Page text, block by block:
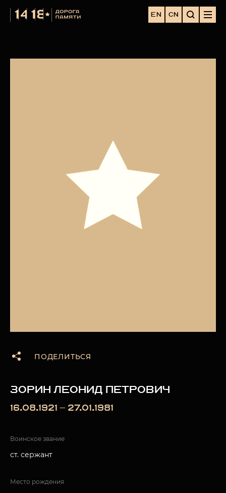
EN CN
ПОДЕЛИТЬСЯ
ЗОРИН ЛЕОНИД ПЕТРОВИЧ
16.08.1921 — 27.01.1981
Воинское звание
ст. сержант
Место рождения